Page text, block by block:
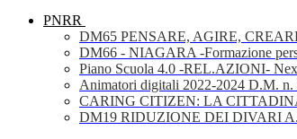
PNRR
DM65 PENSARE, AGIRE,
DM66 - NIAGARA -Formazione
Piano Scuola 4.0 -REL.AZIONI-
Animatori digitali 2022-2024 D.M. n.
CARING CITIZEN: LA
DM19 RIDUZIONE DEI DIVARI